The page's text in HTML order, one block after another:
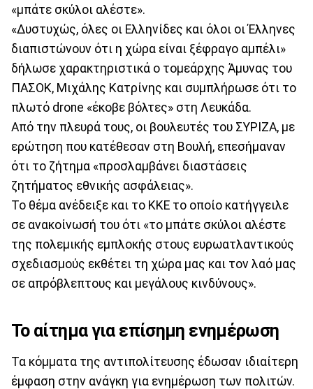
«μπάτε σκύλοι αλέστε».
«Δυστυχώς, όλες οι Ελληνίδες και όλοι οι Έλληνες
διαπιστώνουν ότι η χώρα είναι ξέφραγο αμπέλι»
δήλωσε χαρακτηριστικά ο τομεάρχης Άμυνας του
ΠΑΣΟΚ, Μιχάλης Κατρίνης και συμπλήρωσε ότι το
πλωτό drone «έκοβε βόλτες» στη Λευκάδα.
Από την πλευρά τους, οι βουλευτές του ΣΥΡΙΖΑ, με
ερώτηση που κατέθεσαν στη Βουλή, επεσήμαναν
ότι το ζήτημα «προσλαμβάνει διαστάσεις
ζητήματος εθνικής ασφάλειας».
Το θέμα ανέδειξε και το ΚΚΕ το οποίο κατήγγειλε
σε ανακοίνωσή του ότι «το μπάτε σκύλοι αλέστε
της πολεμικής εμπλοκής στους ευρωατλαντικούς
σχεδιασμούς εκθέτει τη χώρα μας και τον λαό μας
σε απρόβλεπτους και μεγάλους κινδύνους».
Το αίτημα για επίσημη ενημέρωση
Τα κόμματα της αντιπολίτευσης έδωσαν ιδιαίτερη
έμφαση στην ανάγκη για ενημέρωση των πολιτών.